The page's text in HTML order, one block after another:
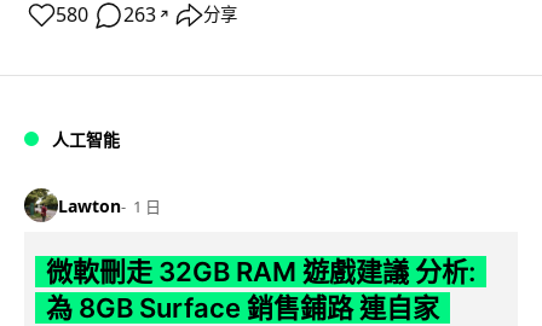
580 263 ↗ 分享
人工智能
Lawton 1 日
微軟刪走 32GB RAM 遊戲建議 分析:
為 8GB Surface 銷售鋪路 連自家